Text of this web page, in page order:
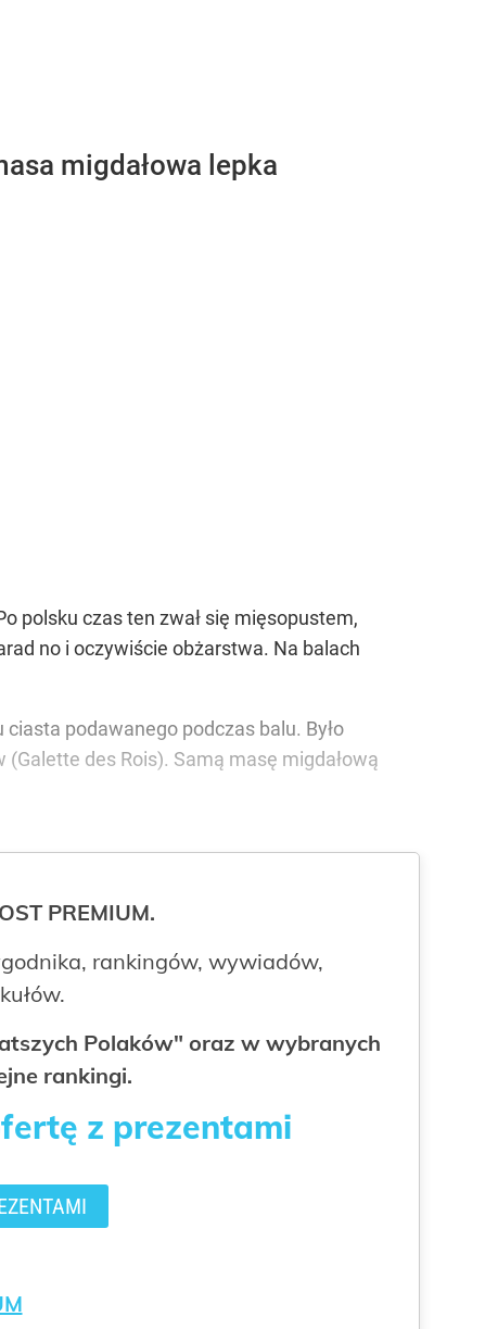
migdałowa lepka
polsku czas ten zwał się mięsopustem,
no i oczywiście obżarstwa. Na balach
podawanego podczas balu. Było
des Rois). Samą masę migdałową
PREMIUM.
rankingów, wywiadów,
Polaków" oraz w wybranych
rankingi.
z prezentami